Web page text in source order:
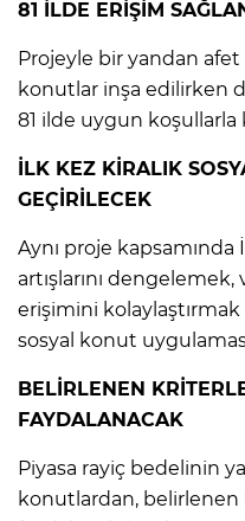
81 İLDE ERİŞİM
Projeyle bir yandan
konutlar inşa edilirken
81 ilde uygun
İLK KEZ KİRALIK
GEÇİRİLECEK
Aynı proje
artışlarını
erişimini kolaylaştırmak
sosyal konut
BELİRLENEN
FAYDALANACAK
Piyasa rayiç bedelinin
konutlardan,